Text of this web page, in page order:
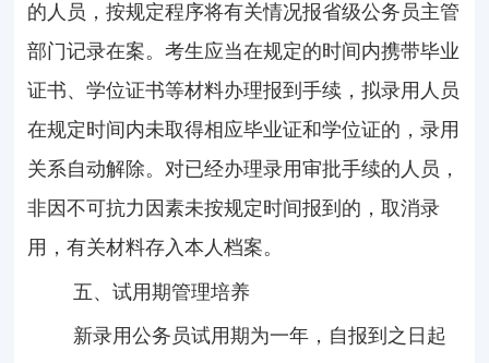
的人员，按规定程序将有关情况报省级公务员主管
部门记录在案。考生应当在规定的时间内携带毕业
证书、学位证书等材料办理报到手续，拟录用人员
在规定时间内未取得相应毕业证和学位证的，录用
关系自动解除。 对已经办理录用审批手续的人员，
非因不可抗力因素未按规定时间报到的，取消录
用，有关材料存入本人档案。
五、试用期管理培养
新录用公务员试用期为一年，自报到之日起